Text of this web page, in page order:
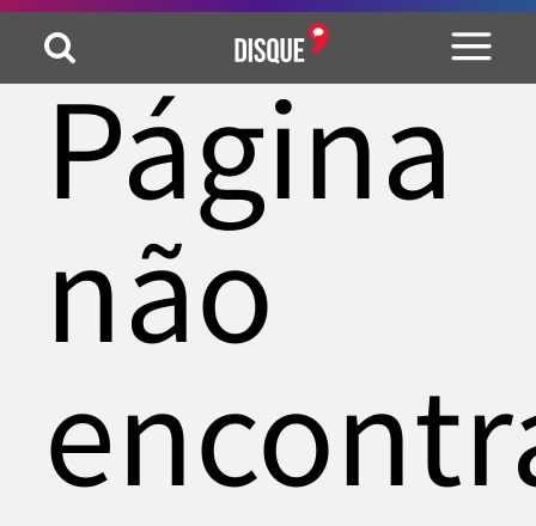
Página
não